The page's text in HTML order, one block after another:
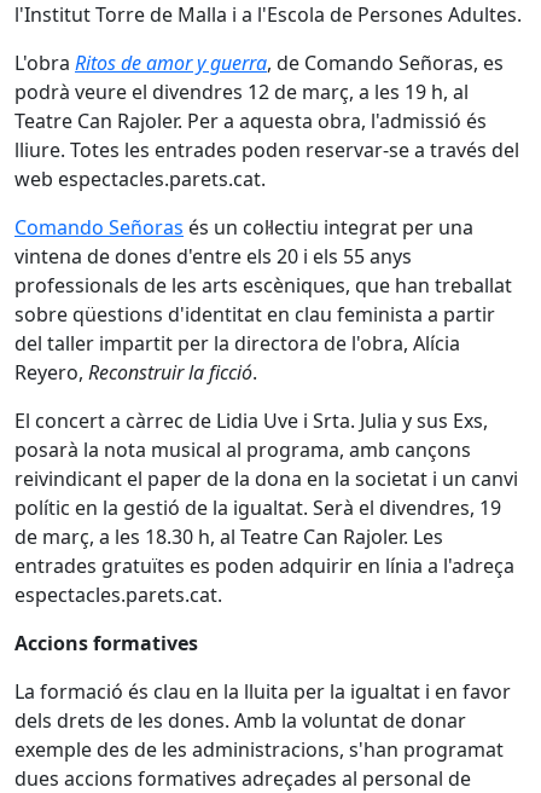
l'Institut Torre de Malla i a l'Escola de Persones Adultes.
L'obra Ritos de amor y guerra, de Comando Señoras, es
podrà veure el divendres 12 de març, a les 19 h, al
Teatre Can Rajoler. Per a aquesta obra, l'admissió és
lliure. Totes les entrades poden reservar-se a través del
web espectacles.parets.cat.
Comando Señoras és un col·lectiu integrat per una
vintena de dones d'entre els 20 i els 55 anys
professionals de les arts escèniques, que han treballat
sobre qüestions d'identitat en clau feminista a partir
del taller impartit per la directora de l'obra, Alícia
Reyero, Reconstruir la ficció.
El concert a càrrec de Lidia Uve i Srta. Julia y sus Exs,
posarà la nota musical al programa, amb cançons
reivindicant el paper de la dona en la societat i un canvi
polític en la gestió de la igualtat. Serà el divendres, 19
de març, a les 18.30 h, al Teatre Can Rajoler. Les
entrades gratuïtes es poden adquirir en línia a l'adreça
espectacles.parets.cat.
Accions formatives
La formació és clau en la lluita per la igualtat i en favor
dels drets de les dones. Amb la voluntat de donar
exemple des de les administracions, s'han programat
dues accions formatives adreçades al personal de